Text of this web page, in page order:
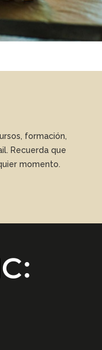
formación,
Recuerda que
momento.